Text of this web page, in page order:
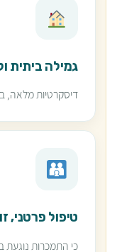
גמילה ביתית
דיסקרטיות מלאה,
טיפול פרטני,
כי התמכרות